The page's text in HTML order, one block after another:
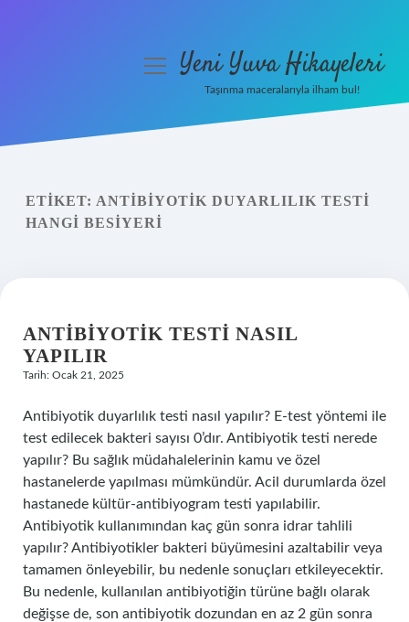
Yasal Uyarı
menüyüYeni Yuva Hikayeleri
Taşınma maceralarıyla ilham bul!
ETIKET: ANTIBIYOTIK DUYARLILIK TESTI
HANGI BESIYERI
ANTIBIYOTIK TESTI NASIL
YAPILIR
Tarih: Ocak 21, 2025
Antibiyotik duyarlılık testi nasıl yapılır? E-test yöntemi ile
test edilecek bakteri sayısı 0’dır. Antibiyotik testi nerede
yapılır? Bu sağlık müdahalelerinin kamu ve özel
hastanelerde yapılması mümkündür. Acil durumlarda özel
hastanede kültür-antibiyogram testi yapılabilir.
Antibiyotik kullanımından kaç gün sonra idrar tahlili
yapılır? Antibiyotikler bakteri büyümesini azaltabilir veya
tamamen önleyebilir, bu nedenle sonuçları etkileyecektir.
Bu nedenle, kullanılan antibiyotiğin türüne bağlı olarak
değişse de, son antibiyotik dozundan en az 2 gün sonra